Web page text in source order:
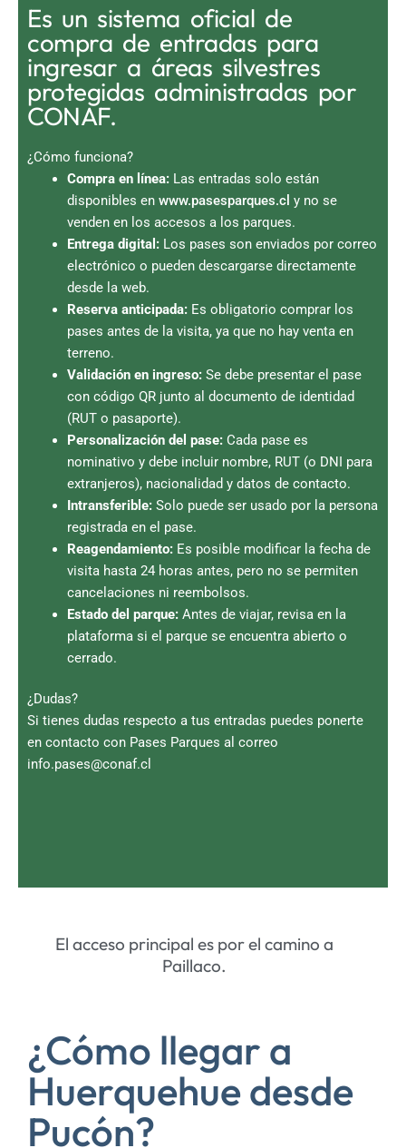
Es un sistema oficial de
compra de entradas para
ingresar a áreas silvestres
protegidas administradas por
CONAF.
¿Cómo funciona?
Compra en línea:Las entradas solo están
disponibles en www.pasesparques.cl y no se
venden en los accesos a los parques.
Entrega digital:Los pases son enviados por correo
electrónico o pueden descargarse directamente
desde la web.
Reserva anticipada:Es obligatorio comprar los
pases antes de la visita, ya que no hay venta en
terreno.
Validación en ingreso:Se debe presentar el pase
con código QR junto al documento de identidad
(RUT o pasaporte).
Personalización del pase:Cada pase es
nominativo y debe incluir nombre, RUT (o DNI para
extranjeros), nacionalidad y datos de contacto.
Intransferible:Solo puede ser usado por la persona
registrada en el pase.
Reagendamiento:Es posible modificar la fecha de
visita hasta 24 horas antes, pero no se permiten
cancelaciones ni reembolsos.
Estado del parque:Antes de viajar, revisa en la
plataforma si el parque se encuentra abierto o
cerrado.
¿Dudas?
Si tienes dudas respecto a tus entradas puedes ponerte
en contacto con Pases Parques al correo
info.pases@conaf.cl
El acceso principal es por el camino a
Paillaco.
¿Cómo llegar a
Huerquehue desde
Pucón?